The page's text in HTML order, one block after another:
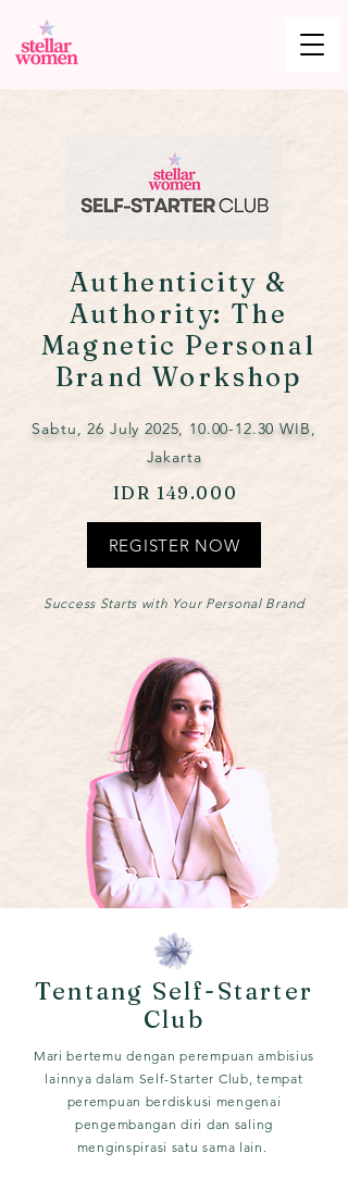
Authenticity &
Authority: The
Magnetic Personal
Brand Workshop
Sabtu, 26 July 2025, 10.00-12.30 WIB,
Jakarta
IDR 149.000
REGISTER NOW
Success Starts with Your Personal Brand
Tentang Self-Starter
Club
Mari bertemu dengan perempuan ambisius
lainnya dalam Self-Starter Club, tempat
perempuan berdiskusi mengenai
pengembangan diri dan saling
menginspirasi satu sama lain.